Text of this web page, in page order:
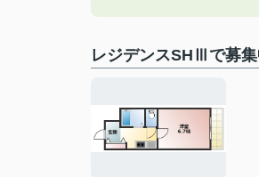
レジデンスSHⅢで募